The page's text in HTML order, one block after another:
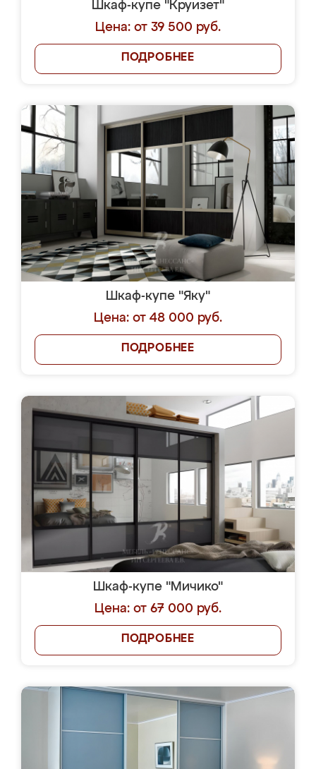
Шкаф-купе "Круизет"
Цена: от 39 500 руб.
ПОДРОБНЕЕ
Шкаф-купе "Яку"
Цена: от 48 000 руб.
ПОДРОБНЕЕ
Шкаф-купе "Мичико"
Цена: от 67 000 руб.
ПОДРОБНЕЕ